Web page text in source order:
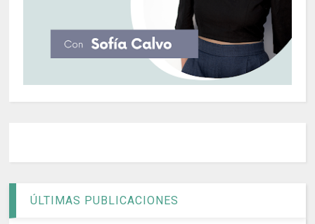
ÚLTIMAS PUBLICACIONES